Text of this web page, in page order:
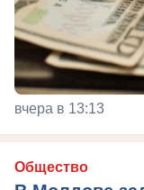
вчера в 13:13
Общество